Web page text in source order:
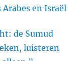
en Israël
de Sumud
luisteren